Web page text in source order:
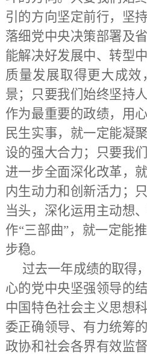
引的方向坚定前行，坚
落细党中央决策部署及
能解决好发展中、转型
质量发展取得更大成
景；只要我们始终坚持
作为最重要的政绩，用
民生实事，就一定能凝
设的强大合力；只要我
进一步全面深化改革，
内生动力和创新活力；
当头，深化运用主动想
作“三部曲”，就一定能
步稳。
过去一年成绩的取得
心的党中央坚强领导的
中国特色社会主义思想
委正确领导、有力统筹
政协和社会各界有效监